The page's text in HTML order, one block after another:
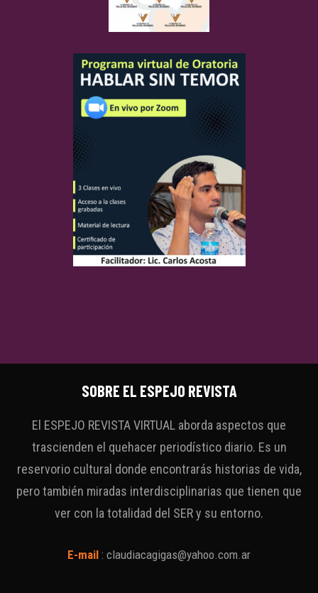
SOBRE EL ESPEJO REVISTA
El ESPEJO REVISTA VIRTUAL aborda aspectos que
trascienden el quehacer periodístico diario. Es un
reservorio cultural donde encontrarás historias de vida,
pero también miradas interdisciplinarias que tienen que
ver con la totalidad del SER y su entorno.
E-mail : claudiacagigas@yahoo.com.ar